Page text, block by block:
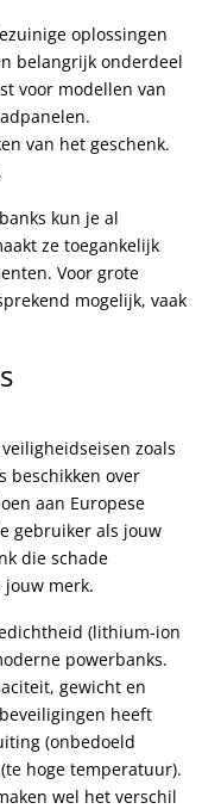
oplossingen
belangrijk onderdeel
voor modellen van
van het geschenk.
kun je al
ze toegankelijk
Voor grote
mogelijk, vaak
zoals
beschikken over
aan Europese
gebruiker als jouw
die schade
merk.
(lithium-ion
powerbanks.
gewicht en
heeft
(onbedoeld
hoge temperatuur).
wel het verschil